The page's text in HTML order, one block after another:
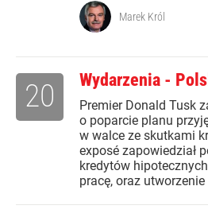
Marek Król
Wydarzenia -
Premier Donald Tusk
o poparcie planu
w walce ze skutkami
exposé zapowiedział
kredytów
pracę, oraz
20